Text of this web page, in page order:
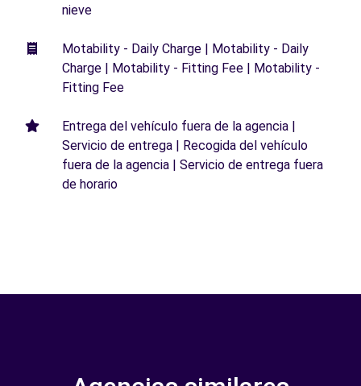
nieve
Motability - Daily Charge | Motability - Daily
Charge | Motability - Fitting Fee | Motability -
Fitting Fee
Entrega del vehículo fuera de la agencia |
Servicio de entrega | Recogida del vehículo
fuera de la agencia | Servicio de entrega fuera
de horario